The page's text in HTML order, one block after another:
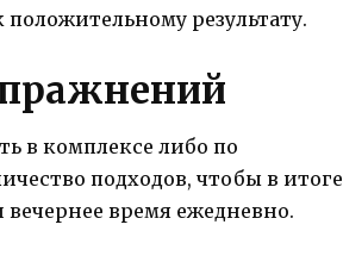
результату.
в комплексе либо по
подходов, чтобы в итоге
время ежедневно.